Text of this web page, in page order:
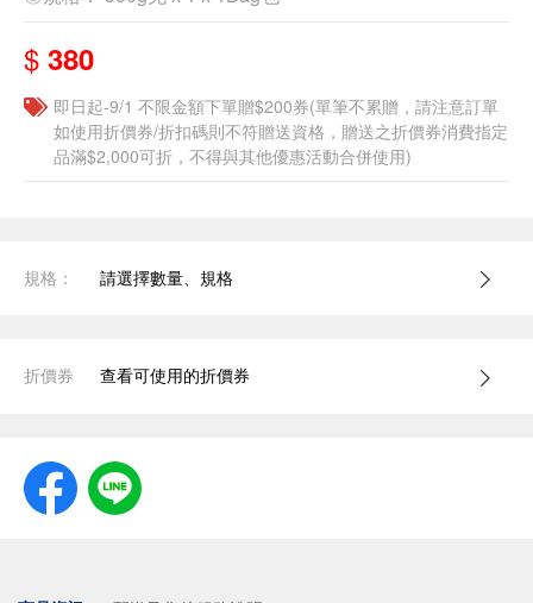
$ 380
即日起-9/1 不限金額下單贈$200券(單筆不累贈，請注意訂單
如使用折價券/折扣碼則不符贈送資格，贈送之折價券消費指定
品滿$2,000可折，不得與其他優惠活動合併使用)
規格： 請選擇數量、規格
折價券 查看可使用的折價券